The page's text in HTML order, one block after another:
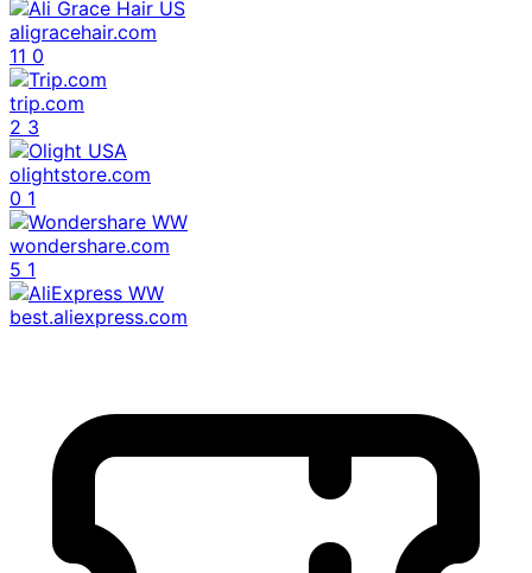
aligracehair.com
11 0
trip.com
2 3
olightstore.com
0 1
wondershare.com
5 1
best.aliexpress.com